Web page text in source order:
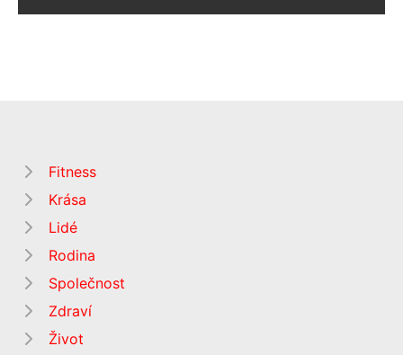
Fitness
Krása
Lidé
Rodina
Společnost
Zdraví
Život